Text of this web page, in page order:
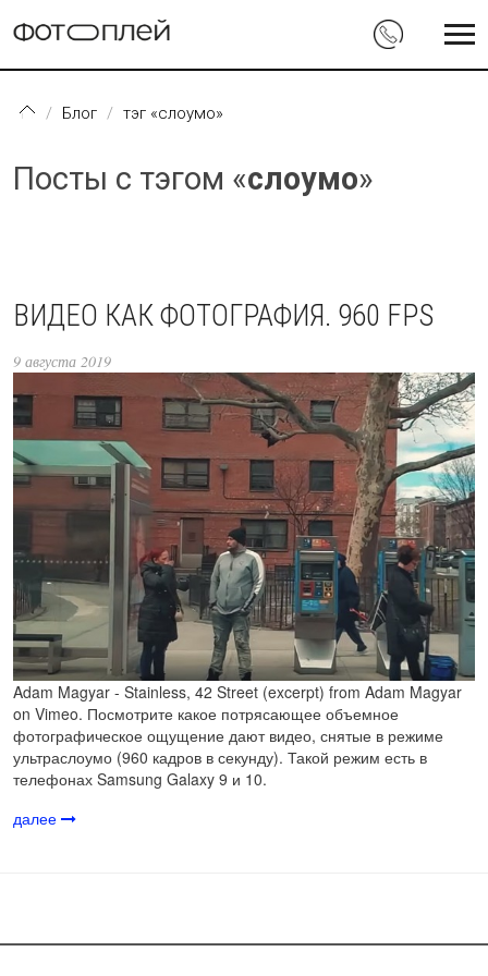
Блог тэг «слоумо»
Посты с тэгом «слоумо»
ВИДЕО КАК ФОТОГРАФИЯ. 960 FPS
9 августа 2019
Adam Magyar - Stainless, 42 Street (excerpt) from Adam Magyar
on Vimeo. Посмотрите какое потрясающее объемное
фотографическое ощущение дают видео, снятые в режиме
ультраслоумо (960 кадров в секунду). Такой режим есть в
телефонах Samsung Galaxy 9 и 10.
далее